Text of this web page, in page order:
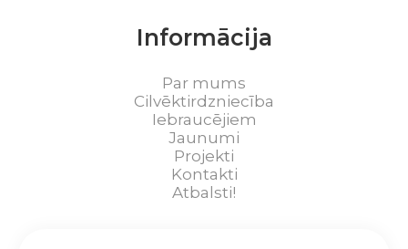
Informācija
Par mums
Cilvēktirdzniecība
Iebraucējiem
Jaunumi
Projekti
Kontakti
Atbalsti!